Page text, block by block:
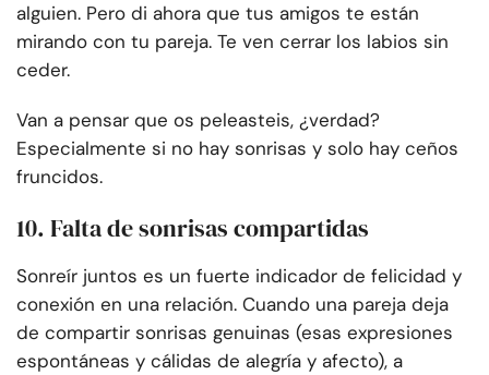
alguien. Pero di ahora que tus amigos te están
mirando con tu pareja. Te ven cerrar los labios sin
ceder.
Van a pensar que os peleasteis, ¿verdad?
Especialmente si no hay sonrisas y solo hay ceños
fruncidos.
10. Falta de sonrisas compartidas
Sonreír juntos es un fuerte indicador de felicidad y
conexión en una relación. Cuando una pareja deja
de compartir sonrisas genuinas (esas expresiones
espontáneas y cálidas de alegría y afecto), a